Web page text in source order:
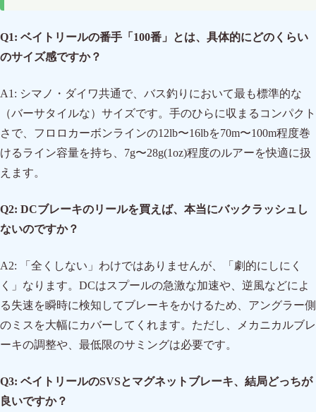
Q1: ベイトリールの番手「100番」とは、具体的にどのくらい
のサイズ感ですか？
A1: シマノ・ダイワ共通で、バス釣りにおいて最も標準的な
（バーサタイルな）サイズです。手のひらに収まるコンパクト
さで、フロロカーボンラインの12lb〜16lbを70m〜100m程度巻
けるライン容量を持ち、7g〜28g(1oz)程度のルアーを快適に扱
えます。
Q2: DCブレーキのリールを買えば、本当にバックラッシュし
ないのですか？
A2: 「全くしない」わけではありませんが、「劇的にしにく
く」なります。DCはスプールの急激な加速や、逆風などによ
る失速を瞬時に検知してブレーキをかけるため、アングラー側
のミスを大幅にカバーしてくれます。ただし、メカニカルブレ
ーキの調整や、最低限のサミングは必要です。
Q3: ベイトリールのSVSとマグネットブレーキ、結局どっちが
良いですか？